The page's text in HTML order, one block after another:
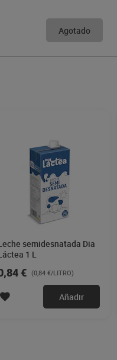
Agotado
semidesnatada Dia
1 L
€ (0,84 €/LITRO)
Añadir